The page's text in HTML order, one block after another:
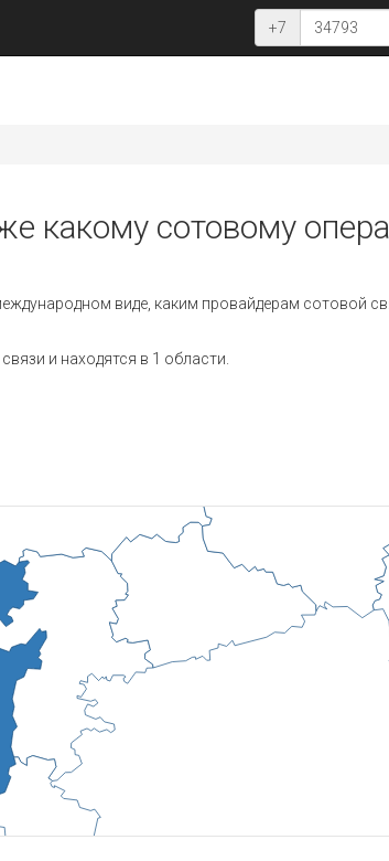
+7
какому сотовому
виде, каким провайдерам сотовой
и находятся в 1 области.